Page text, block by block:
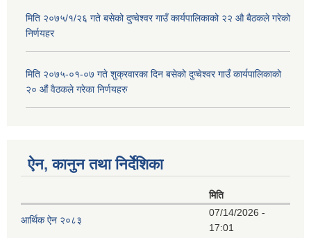
मिति २०७५/१/२६ गते बसेको दुप्चेश्वर गाउँ कार्यपालिकाको २२ औ बैठकले गरेको
निर्णयहर
मिति २०७५-०१-०७ गते शुक्रवारका दिन बसेको दुप्चेश्वर गाउँ कार्यपालिकाको
२० औं वैठकले गरेका निर्णयहरु
ऐन, कानुन तथा निर्देशिका
मिति
आर्थिक ऐन २०८३
07/14/2026 -
17:01